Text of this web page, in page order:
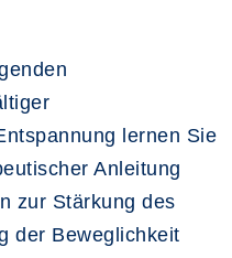
lernen Sie
Anleitung
zur Stärkung des
der Beweglichkeit